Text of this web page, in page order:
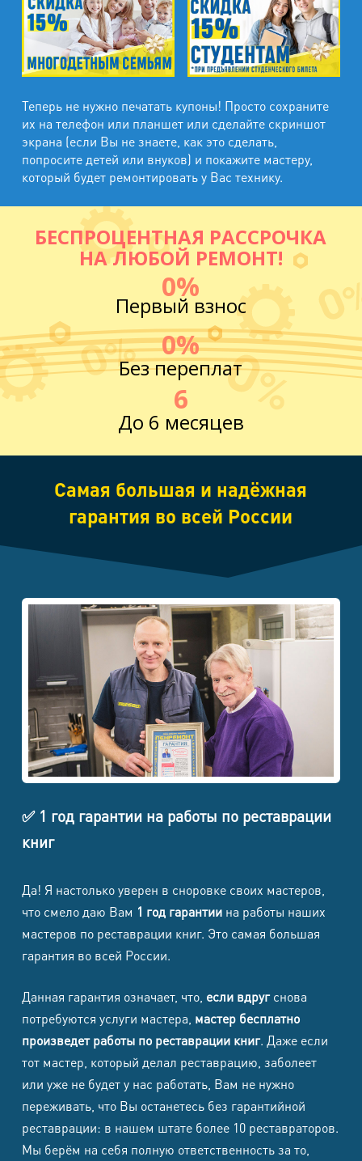
Теперь не нужно печатать купоны! Просто сохраните
их на телефон или планшет или сделайте скриншот
экрана (если Вы не знаете, как это сделать,
попросите детей или внуков) и покажите мастеру,
который будет ремонтировать у Вас технику.
БЕСПРОЦЕНТНАЯ РАССРОЧКА
НА ЛЮБОЙ РЕМОНТ!
0%
Первый взнос
0%
Без переплат
6
До 6 месяцев
Самая большая и надёжная
гарантия во всей России
✅ 1 год гарантии на работы по реставрации
книг
Да! Я настолько уверен в сноровке своих мастеров,
что смело даю Вам 1 год гарантиина работы наших
мастеров по реставрации книг. Это самая большая
гарантия во всей России.
Данная гарантия означает, что, если вдругснова
потребуются услуги мастера, мастер бесплатно
произведет работы по реставрации книг. Даже если
тот мастер, который делал реставрацию, заболеет
или уже не будет у нас работать, Вам не нужно
переживать, что Вы останетесь без гарантийной
реставрации: в нашем штате более 10 реставраторов.
Мы берём на себя полную ответственность за то,